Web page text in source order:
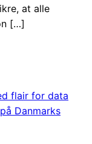
at alle
[…]